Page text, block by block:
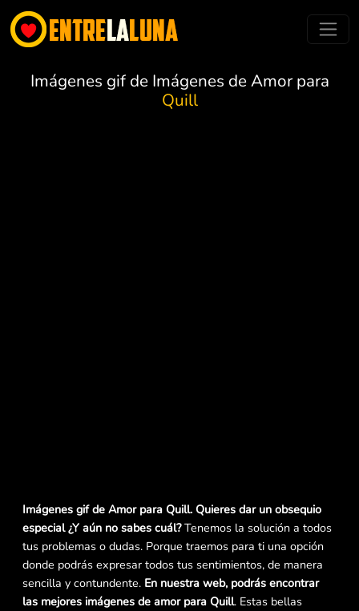
Imágenes gif de Imágenes de Amor para
Quill
Imágenes gif de Amor para Quill. Quieres dar un obsequio
especial ¿Y aún no sabes cuál?Tenemos la solución a todos
tus problemas o dudas. Porque traemos para ti una opción
donde podrás expresar todos tus sentimientos, de manera
sencilla y contundente. En nuestra web, podrás encontrar
las mejores imágenes de amor para Quill. Estas bellas